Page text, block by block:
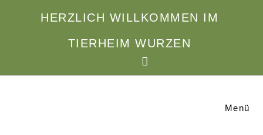
HERZLICH WILLKOMMEN IM
TIERHEIM WURZEN
Menü